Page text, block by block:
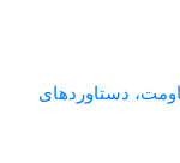
دستاوردهای